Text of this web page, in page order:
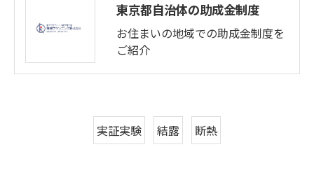
東京都自治体の助成金制度
お住まいの地域での助成金制度を
ご紹介
実証実験 結露 断熱